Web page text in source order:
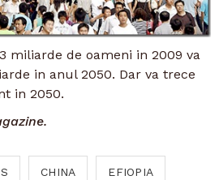
miliarde de oameni in 2009 va
in anul 2050. Dar va trece
in 2050.
CHINA EFIOPIA